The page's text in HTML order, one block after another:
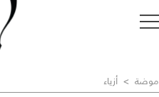
موضة > أزياء